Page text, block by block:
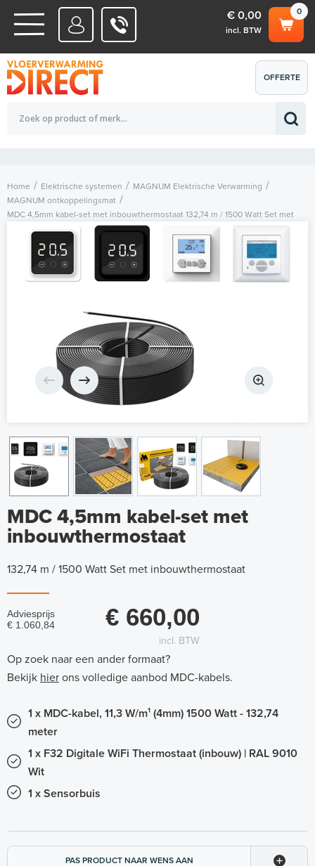
WATERSYSTEMEN
ELEKTRISCHE SYSTEMEN
0
€ 0,00
incl. BTW
Totaalbedrag (incl. BTW) € 0,00
OFFERTE
AANVRAGEN
Home Elektrische systemen
MAGNUM Elektrische Verwarming
MAGNUM ontkoppelingsmat
MDC 4,5mm kabel-set met inbouwthermostaat 132,74 m / 1500 Watt Set met
inbouwthermostaat
MDC 4,5mm kabel-set met
inbouwthermostaat
132,74 m / 1500 Watt Set met inbouwthermostaat
Adviesprijs
€ 1.060,84
€ 660,00
incl. BTW
Op zoek naar een ander formaat?
Bekijk hier ons volledige aanbod MDC-kabels.
1 x MDC-kabel, 11,3 W/m¹ (4mm) 1500 Watt - 132,74
meter
1 x F32 Digitale WiFi Thermostaat (inbouw) | RAL 9010
Wit
1 x Sensorbuis
PAS PRODUCT NAAR WENS AAN